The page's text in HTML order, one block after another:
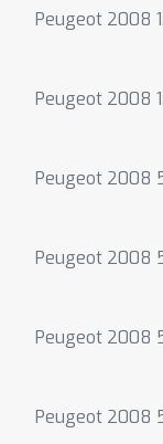
Peugeot 2008
Peugeot 2008
Peugeot 2008
Peugeot 2008
Peugeot 2008
Peugeot 2008